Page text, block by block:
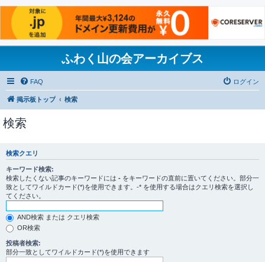
ふわく山の会アーカイブス
FAQ ログイン
掲示板トップ 検索
検索
検索クエリ
キーワード検索:
検索したくない記事のキーワードには - をキーワードの直前に置いてください。部分一
致としてワイルドカード(*)を使用できます。-* を使用する場合はクエリ検索を選択し
てください。
AND検索 または クエリ検索
OR検索
投稿者検索:
部分一致としてワイルドカード(*)を使用できます